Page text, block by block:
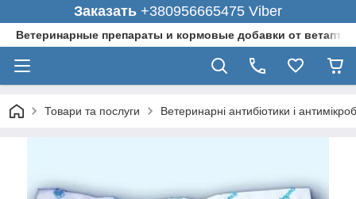
Заказать +380956665475 Viber
Ветеринарные препараты и кормовые добавки от
Товари та послуги Ветеринарні антибіотики і